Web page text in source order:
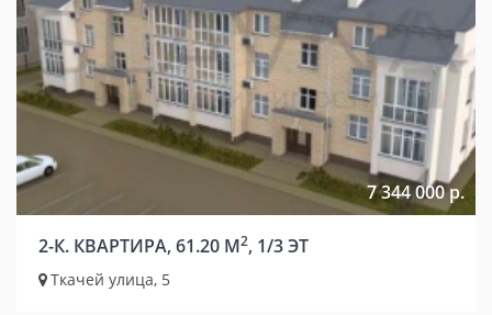
7 344 000 р.
2-К. КВАРТИРА, 61.20 М2, 1/3 ЭТ
Ткачей улица, 5